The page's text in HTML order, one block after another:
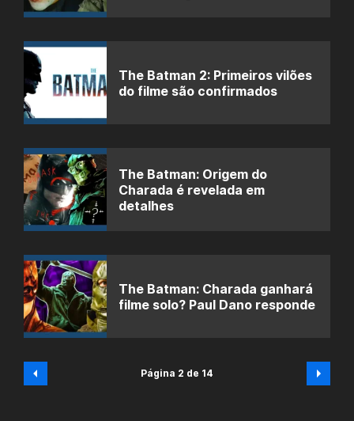
The Batman 2: Primeiros vilões
do filme são confirmados
The Batman: Origem do
Charada é revelada em
detalhes
The Batman: Charada ganhará
filme solo? Paul Dano responde
Página 2 de 14